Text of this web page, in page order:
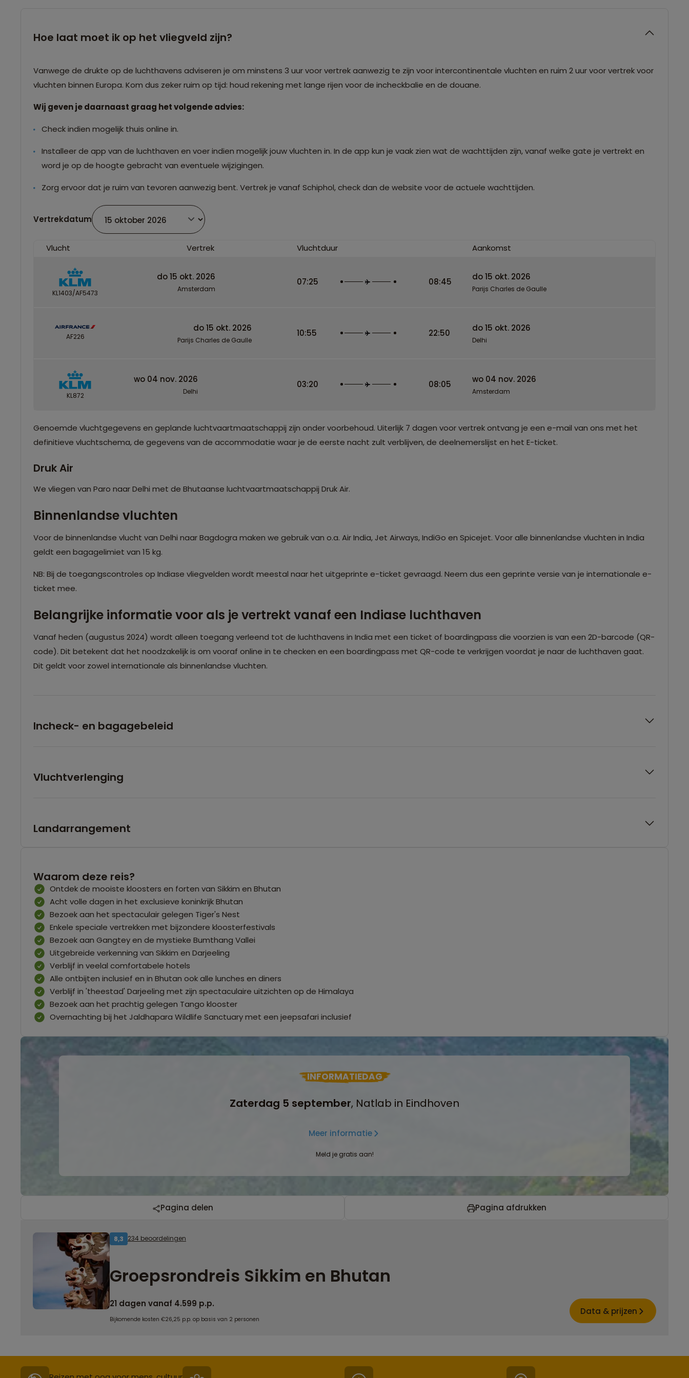
Hoe laat moet ik op het vliegveld zijn?
Vanwege de drukte op de luchthavens adviseren je om minstens 3 uur voor vertrek aanwezig te zijn voor intercontinentale vluchten en ruim 2 uur voor vertrek voor
vluchten binnen Europa. Kom dus zeker ruim op tijd: houd rekening met lange rijen voor de incheckbalie en de douane.
Wij geven je daarnaast graag het volgende advies:
Check indien mogelijk thuis online in.
Installeer de app van de luchthaven en voer indien mogelijk jouw vluchten in. In de app kun je vaak zien wat de wachttijden zijn, vanaf welke gate je vertrekt en
word je op de hoogte gebracht van eventuele wijzigingen.
Zorg ervoor dat je ruim van tevoren aanwezig bent. Vertrek je vanaf Schiphol, check dan de website voor de actuele wachttijden.
Vertrekdatum
Vlucht Vertrek Vluchtduur Aankomst
KL1403/AF5473
do 15 okt. 2026
Amsterdam
07:25 08:45 do 15 okt. 2026
Parijs Charles de Gaulle
AF226
do 15 okt. 2026
Parijs Charles de Gaulle
10:55 22:50 do 15 okt. 2026
Delhi
KL872
wo 04 nov. 2026
Delhi
03:20 08:05 wo 04 nov. 2026
Amsterdam
Genoemde vluchtgegevens en geplande luchtvaartmaatschappij zijn onder voorbehoud. Uiterlijk 7 dagen voor vertrek ontvang je een e-mail van ons met het
definitieve vluchtschema, de gegevens van de accommodatie waar je de eerste nacht zult verblijven, de deelnemerslijst en het E-ticket.
Druk Air
We vliegen van Paro naar Delhi met de Bhutaanse luchtvaartmaatschappij Druk Air.
Binnenlandse vluchten
Voor de binnenlandse vlucht van Delhi naar Bagdogra maken we gebruik van o.a. Air India, Jet Airways, IndiGo en Spicejet. Voor alle binnenlandse vluchten in India
geldt een bagagelimiet van 15 kg.
NB: Bij de toegangscontroles op Indiase vliegvelden wordt meestal naar het uitgeprinte e-ticket gevraagd. Neem dus een geprinte versie van je internationale e-
ticket mee.
Belangrijke informatie voor als je vertrekt vanaf een Indiase luchthaven
Vanaf heden (augustus 2024) wordt alleen toegang verleend tot de luchthavens in India met een ticket of boardingpass die voorzien is van een 2D-barcode (QR-
code). Dit betekent dat het noodzakelijk is om vooraf online in te checken en een boardingpass met QR-code te verkrijgen voordat je naar de luchthaven gaat.
Dit geldt voor zowel internationale als binnenlandse vluchten.
Incheck- en bagagebeleid
Vluchtverlenging
Landarrangement
Waarom deze reis?
Ontdek de mooiste kloosters en forten van Sikkim en Bhutan
Acht volle dagen in het exclusieve koninkrijk Bhutan
Bezoek aan het spectaculair gelegen Tiger's Nest
Enkele speciale vertrekken met bijzondere kloosterfestivals
Bezoek aan Gangtey en de mystieke Bumthang Vallei
Uitgebreide verkenning van Sikkim en Darjeeling
Verblijf in veelal comfortabele hotels
Alle ontbijten inclusief en in Bhutan ook alle lunches en diners
Verblijf in 'theestad' Darjeeling met zijn spectaculaire uitzichten op de Himalaya
Bezoek aan het prachtig gelegen Tango klooster
Overnachting bij het Jaldhapara Wildlife Sanctuary met een jeepsafari inclusief
INFORMATIEDAG
Zaterdag 5 september, Natlab in Eindhoven
Meer informatie
Meld je gratis aan!
Pagina delen Pagina afdrukken
8,3 234 beoordelingen
Groepsrondreis Sikkim en Bhutan
21 dagen vanaf 4.599 p.p.
Bijkomende kosten €26,25 p.p. op basis van 2 personen
Data & prijzen